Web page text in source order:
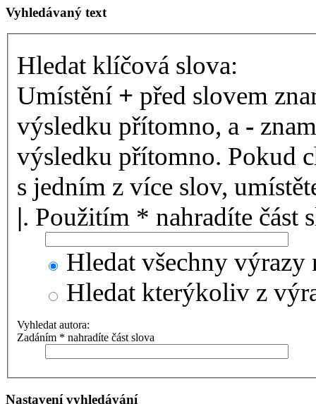
Vyhledávaný text
Hledat klíčová slova:
Umístění + před slovem
výsledku přítomno, a -
výsledku přítomno. Pokud
s jedním z více slov,
|. Použitím * nahradíte část
Hledat všechny výrazy
Hledat kterýkoliv z
Vyhledat autora:
Zadáním * nahradíte část slova
Nastavení vyhledávání